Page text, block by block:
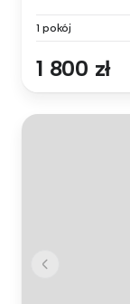
1 pokój
1 800 zł